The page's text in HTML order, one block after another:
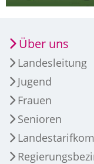
Über uns
Landesleitung
Jugend
Frauen
Senioren